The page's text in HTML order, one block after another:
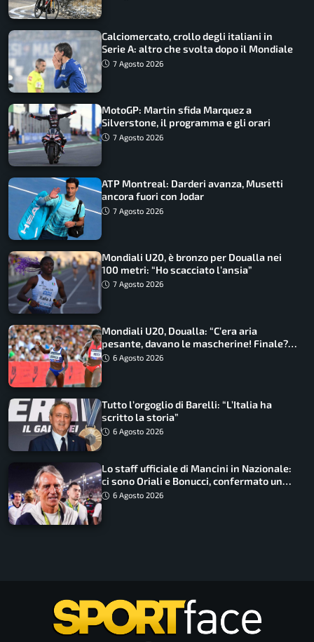
Calciomercato, crollo degli italiani in
Serie A: altro che svolta dopo il Mondiale
7 Agosto 2026
MotoGP: Martin sfida Marquez a
Silverstone, il programma e gli orari
7 Agosto 2026
ATP Montreal: Darderi avanza, Musetti
ancora fuori con Jodar
7 Agosto 2026
Mondiali U20, è bronzo per Doualla nei
100 metri: “Ho scacciato l’ansia”
7 Agosto 2026
Mondiali U20, Doualla: “C’era aria
pesante, davano le mascherine! Finale?
Non ho nulla da perdere”
6 Agosto 2026
Tutto l’orgoglio di Barelli: “L’Italia ha
scritto la storia”
6 Agosto 2026
Lo staff ufficiale di Mancini in Nazionale:
ci sono Oriali e Bonucci, confermato un
ritorno
6 Agosto 2026